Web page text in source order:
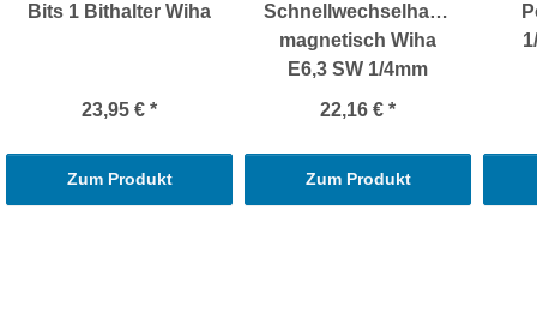
Bits 1 Bithalter Wiha
23,95 € *
Zum Produkt
Schnellwechselhalter
magnetisch Wiha
E6,3 SW 1/4mm
22,16 € *
Zum Produkt